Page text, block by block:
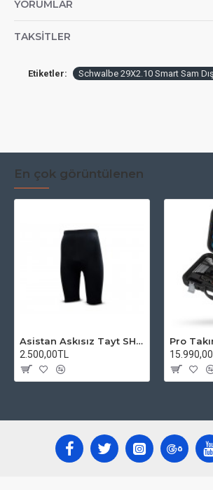
YORUMLAR
TAKSITLER
Etiketler: Schwalbe 29X2.10 Smart Sam
En çok görüntülenen
Asistan Askısız Tayt SH20 Pedli Siyah
2.500,00TL